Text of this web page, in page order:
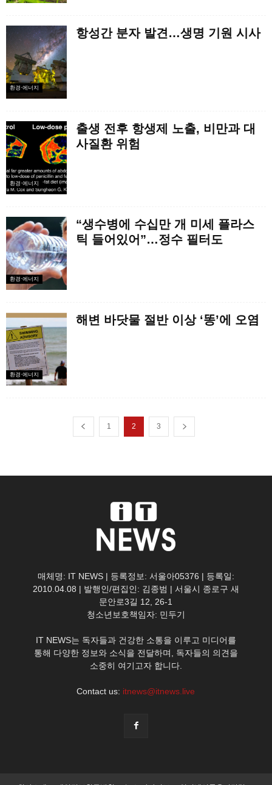
환경·에너지
항성간 분자 발견…생명 기원 시사
환경·에너지
출생 전후 항생제 노출, 비만과 대
사질환 위험
환경·에너지
“생수병에 수십만 개 미세 플라스
틱 들어있어”…정수 필터도
환경·에너지
해변 바닷물 절반 이상 ‘똥’에 오염
1 2 3
매체명: IT NEWS | 등록정보: 서울아05376 | 등록일:
2010.04.08 | 발행인/편집인: 김종범 | 서울시 종로구 새
문안로3길 12, 26-1
청소년보호책임자: 민두기
IT NEWS는 독자들과 건강한 소통을 이루고 미디어를
통해 다양한 정보와 소식을 전달하며, 독자들의 의견을
소중히 여기고자 합니다.
Contact us: itnews@itnews.live